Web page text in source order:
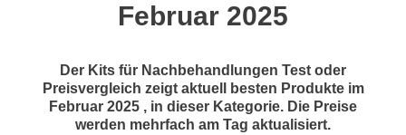
Februar 2025
Der Kits für Nachbehandlungen Test oder
Preisvergleich zeigt aktuell besten Produkte im
Februar 2025 , in dieser Kategorie. Die Preise
werden mehrfach am Tag aktualisiert.